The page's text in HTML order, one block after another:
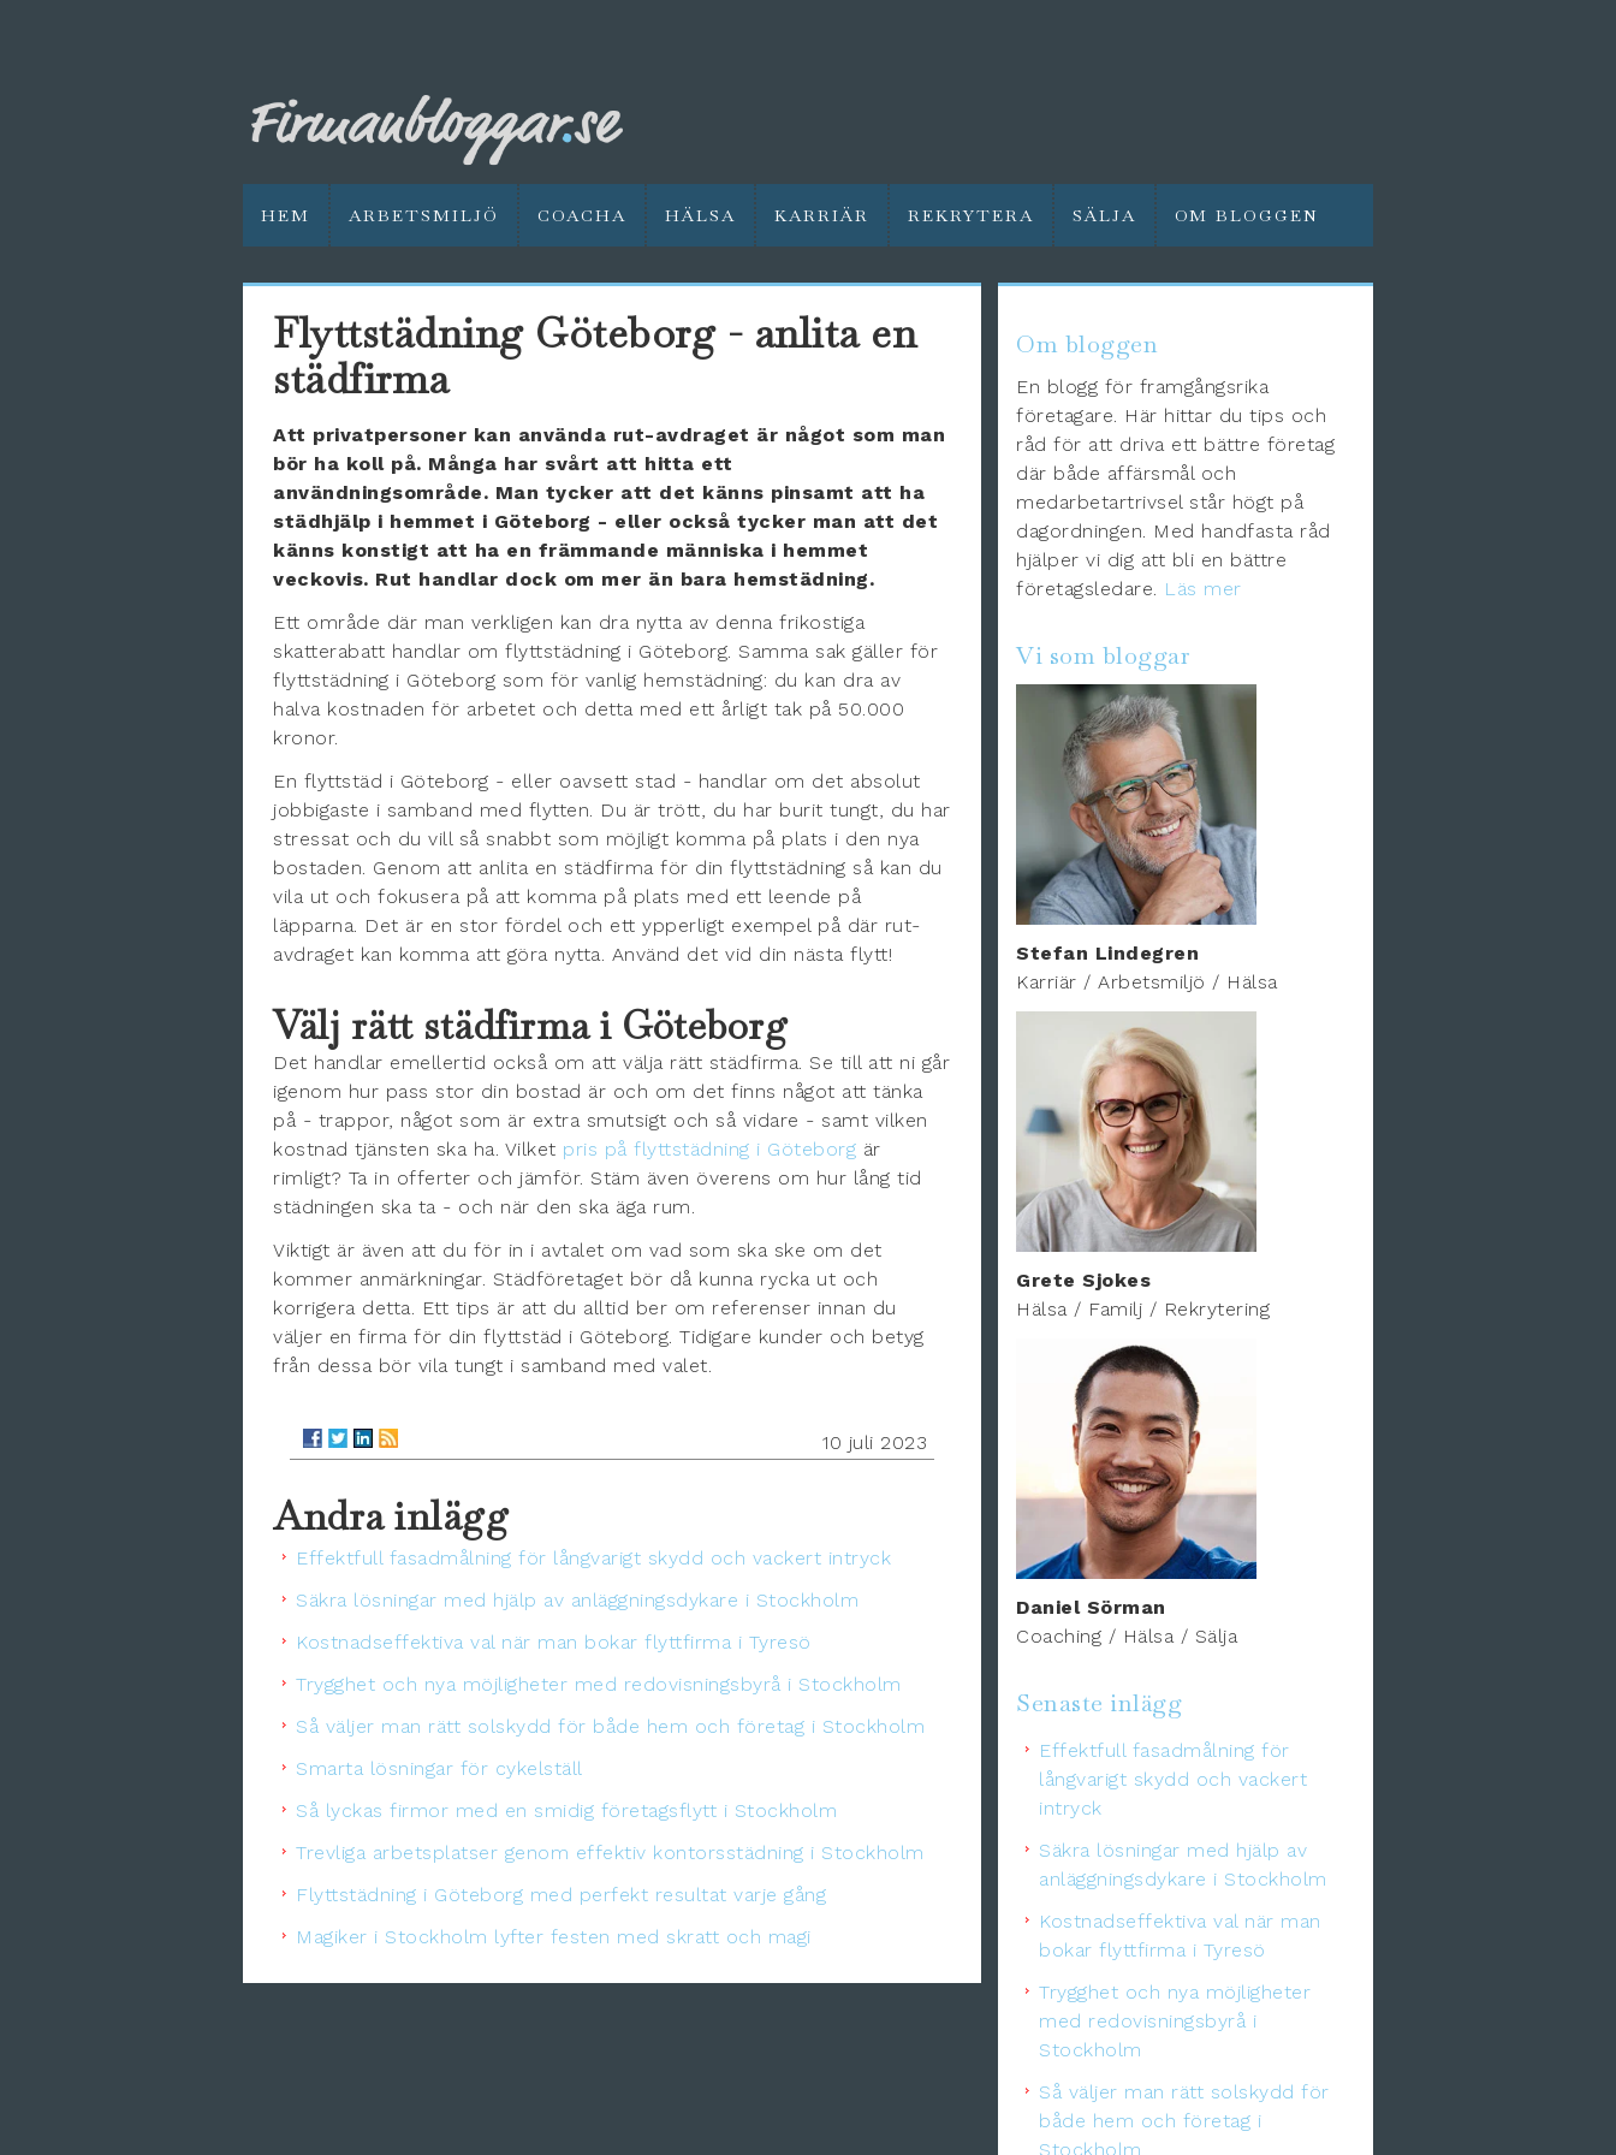
HEM ARBETSMILJÖ COACHA HÄLSA KARRIÄR REKRYTERA SÄLJA OM BLOGGEN
Flyttstädning Göteborg - anlita en
städfirma
Att privatpersoner kan använda rut-avdraget är något som man
bör ha koll på. Många har svårt att hitta ett
användningsområde. Man tycker att det känns pinsamt att ha
städhjälp i hemmet i Göteborg - eller också tycker man att det
känns konstigt att ha en främmande människa i hemmet
veckovis. Rut handlar dock om mer än bara hemstädning.
Ett område där man verkligen kan dra nytta av denna frikostiga
skatterabatt handlar om flyttstädning i Göteborg. Samma sak gäller för
flyttstädning i Göteborg som för vanlig hemstädning: du kan dra av
halva kostnaden för arbetet och detta med ett årligt tak på 50.000
kronor.
En flyttstäd i Göteborg - eller oavsett stad - handlar om det absolut
jobbigaste i samband med flytten. Du är trött, du har burit tungt, du har
stressat och du vill så snabbt som möjligt komma på plats i den nya
bostaden. Genom att anlita en städfirma för din flyttstädning så kan du
vila ut och fokusera på att komma på plats med ett leende på
läpparna. Det är en stor fördel och ett ypperligt exempel på där rut-
avdraget kan komma att göra nytta. Använd det vid din nästa flytt!
Välj rätt städfirma i Göteborg
Det handlar emellertid också om att välja rätt städfirma. Se till att ni går
igenom hur pass stor din bostad är och om det finns något att tänka
på - trappor, något som är extra smutsigt och så vidare - samt vilken
kostnad tjänsten ska ha. Vilket pris på flyttstädning i Göteborg är
rimligt? Ta in offerter och jämför. Stäm även överens om hur lång tid
städningen ska ta - och när den ska äga rum.
Viktigt är även att du för in i avtalet om vad som ska ske om det
kommer anmärkningar. Städföretaget bör då kunna rycka ut och
korrigera detta. Ett tips är att du alltid ber om referenser innan du
väljer en firma för din flyttstäd i Göteborg. Tidigare kunder och betyg
från dessa bör vila tungt i samband med valet.
10 juli 2023
Andra inlägg
Effektfull fasadmålning för långvarigt skydd och vackert intryck
Säkra lösningar med hjälp av anläggningsdykare i Stockholm
Kostnadseffektiva val när man bokar flyttfirma i Tyresö
Trygghet och nya möjligheter med redovisningsbyrå i Stockholm
Så väljer man rätt solskydd för både hem och företag i Stockholm
Smarta lösningar för cykelställ
Så lyckas firmor med en smidig företagsflytt i Stockholm
Trevliga arbetsplatser genom effektiv kontorsstädning i Stockholm
Flyttstädning i Göteborg med perfekt resultat varje gång
Magiker i Stockholm lyfter festen med skratt och magi
Om bloggen
En blogg för framgångsrika
företagare. Här hittar du tips och
råd för att driva ett bättre företag
där både affärsmål och
medarbetartrivsel står högt på
dagordningen. Med handfasta råd
hjälper vi dig att bli en bättre
företagsledare. Läs mer
Vi som bloggar
Stefan Lindegren
Karriär / Arbetsmiljö / Hälsa
Grete Sjokes
Hälsa / Familj / Rekrytering
Daniel Sörman
Coaching / Hälsa / Sälja
Senaste inlägg
Effektfull fasadmålning för
långvarigt skydd och vackert
intryck
Säkra lösningar med hjälp av
anläggningsdykare i Stockholm
Kostnadseffektiva val när man
bokar flyttfirma i Tyresö
Trygghet och nya möjligheter
med redovisningsbyrå i
Stockholm
Så väljer man rätt solskydd för
både hem och företag i
Stockholm